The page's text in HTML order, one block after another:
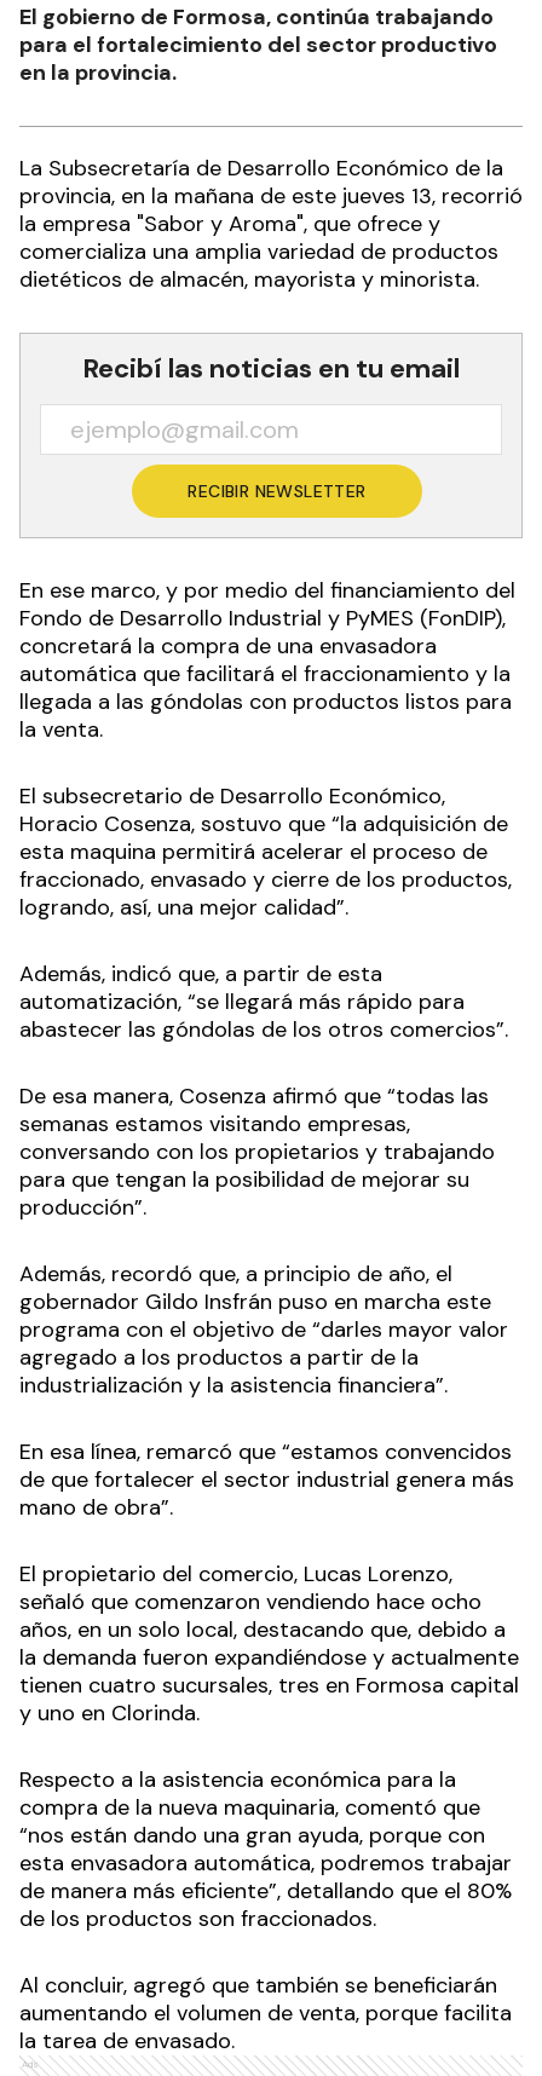
El gobierno de Formosa, continúa trabajando
para el fortalecimiento del sector productivo
en la provincia.
La Subsecretaría de Desarrollo Económico de la
provincia, en la mañana de este jueves 13, recorrió
la empresa "Sabor y Aroma", que ofrece y
comercializa una amplia variedad de productos
dietéticos de almacén, mayorista y minorista.
Recibí las noticias en tu email
RECIBIR NEWSLETTER
En ese marco, y por medio del financiamiento del
Fondo de Desarrollo Industrial y PyMES (FonDIP),
concretará la compra de una envasadora
automática que facilitará el fraccionamiento y la
llegada a las góndolas con productos listos para
la venta.
El subsecretario de Desarrollo Económico,
Horacio Cosenza, sostuvo que “la adquisición de
esta maquina permitirá acelerar el proceso de
fraccionado, envasado y cierre de los productos,
logrando, así, una mejor calidad”.
Además, indicó que, a partir de esta
automatización, “se llegará más rápido para
abastecer las góndolas de los otros comercios”.
De esa manera, Cosenza afirmó que “todas las
semanas estamos visitando empresas,
conversando con los propietarios y trabajando
para que tengan la posibilidad de mejorar su
producción”.
Además, recordó que, a principio de año, el
gobernador Gildo Insfrán puso en marcha este
programa con el objetivo de “darles mayor valor
agregado a los productos a partir de la
industrialización y la asistencia financiera”.
En esa línea, remarcó que “estamos convencidos
de que fortalecer el sector industrial genera más
mano de obra”.
El propietario del comercio, Lucas Lorenzo,
señaló que comenzaron vendiendo hace ocho
años, en un solo local, destacando que, debido a
la demanda fueron expandiéndose y actualmente
tienen cuatro sucursales, tres en Formosa capital
y uno en Clorinda.
Respecto a la asistencia económica para la
compra de la nueva maquinaria, comentó que
“nos están dando una gran ayuda, porque con
esta envasadora automática, podremos trabajar
de manera más eficiente”, detallando que el 80%
de los productos son fraccionados.
Al concluir, agregó que también se beneficiarán
aumentando el volumen de venta, porque facilita
la tarea de envasado.
Ads